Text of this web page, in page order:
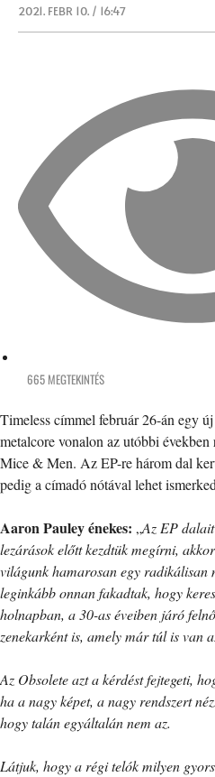
2021. FEBR 10. / 16:47
665 MEGTEKINTÉS
Timeless címmel február 26-án egy
metalcore vonalon az utóbbi
Mice & Men. Az EP-re három dal
pedig a címadó nótával lehet
Aaron Pauley énekes: „Az EP
lezárások előtt kezdtük megírni,
világunk hamarosan egy radikálisan
leginkább onnan fakadtak, hogy
holnapban, a 30-as éveiben járó
zenekarként is, amely már túl is van
Az Obsolete azt a kérdést fejtegeti,
ha a nagy képet, a nagy rendszert
hogy talán egyáltalán nem az.
Látjuk, hogy a régi telók milyen